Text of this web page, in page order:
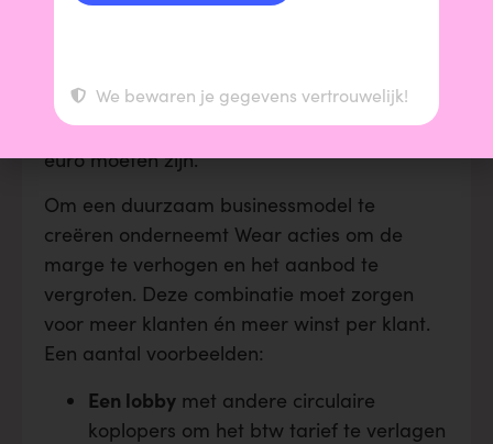
aangeeft dat ze een marge van 50-60
Wear geeft zelf aan dat hun marge niet
voldoende is. De inkoopprijs zou per kilo 3-4
euro moeten zijn.
Om een duurzaam businessmodel te
creëren onderneemt Wear acties om de
marge te verhogen en het aanbod te
vergroten. Deze combinatie moet zorgen
voor meer klanten én meer winst per klant.
Een aantal voorbeelden:
Een lobby met andere circulaire
koplopers om het btw tarief te verlagen
We bewaren je gegevens vertrouwelijk!